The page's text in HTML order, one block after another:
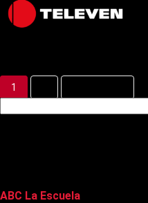
Latest
1
ABC La Escuela